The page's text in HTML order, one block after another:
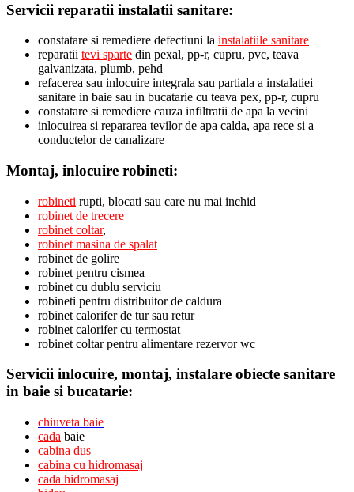
Servicii reparatii instalatii sanitare:
constatare si remediere defectiuni la instalatiile sanitare
reparatii tevi sparte din pexal, pp-r, cupru, pvc, teava
galvanizata, plumb, pehd
refacerea sau inlocuire integrala sau partiala a instalatiei
sanitare in baie sau in bucatarie cu teava pex, pp-r, cupru
constatare si remediere cauza infiltratii de apa la vecini
inlocuirea si repararea tevilor de apa calda, apa rece si a
conductelor de canalizare
Montaj, inlocuire robineti:
robineti rupti, blocati sau care nu mai inchid
robinet de trecere
robinet coltar,
robinet masina de spalat
robinet de golire
robinet pentru cismea
robinet cu dublu serviciu
robineti pentru distribuitor de caldura
robinet calorifer de tur sau retur
robinet calorifer cu termostat
robinet coltar pentru alimentare rezervor wc
Servicii inlocuire, montaj, instalare obiecte sanitare
in baie si bucatarie:
chiuveta baie
cada baie
cabina dus
cabina cu hidromasaj
cada hidromasaj